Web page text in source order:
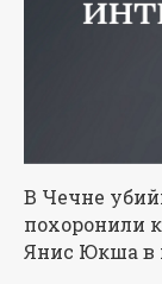
В Чечне
похоронили
Янис Юкша в